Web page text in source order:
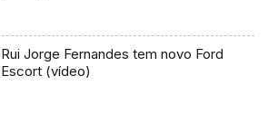
Rui Jorge Fernandes tem novo Ford
Escort (vídeo)